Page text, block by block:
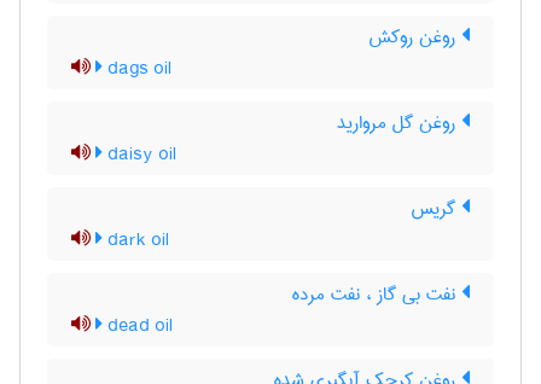
روغن روکش
dags oil
روغن گل مروارید
daisy oil
گریس
dark oil
نفت بی گاز ، نفت مرده
dead oil